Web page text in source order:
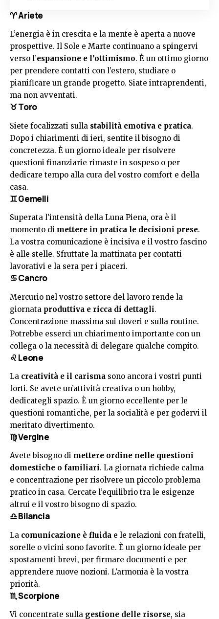
♈ Ariete
L’energia è in crescita e la mente è aperta a nuove
prospettive. Il Sole e Marte continuano a spingervi
verso l’espansione e l’ottimismo. È un ottimo giorno
per prendere contatti con l’estero, studiare o
pianificare un grande progetto. Siate intraprendenti,
ma non avventati.
♉ Toro
Siete focalizzati sulla stabilità emotiva e pratica.
Dopo i chiarimenti di ieri, sentite il bisogno di
concretezza. È un giorno ideale per risolvere
questioni finanziarie rimaste in sospeso o per
dedicare tempo alla cura del vostro comfort e della
casa.
♊ Gemelli
Superata l’intensità della Luna Piena, ora è il
momento di mettere in pratica le decisioni prese.
La vostra comunicazione è incisiva e il vostro fascino
è alle stelle. Sfruttate la mattinata per contatti
lavorativi e la sera per i piaceri.
♋ Cancro
Mercurio nel vostro settore del lavoro rende la
giornata produttiva e ricca di dettagli.
Concentrazione massima sui doveri e sulla routine.
Potrebbe esserci un chiarimento importante con un
collega o la necessità di delegare qualche compito.
♌ Leone
La creatività e il carisma sono ancora i vostri punti
forti. Se avete un’attività creativa o un hobby,
dedicategli spazio. È un giorno eccellente per le
questioni romantiche, per la socialità e per godervi il
meritato divertimento.
♍ Vergine
Avete bisogno di mettere ordine nelle questioni
domestiche o familiari. La giornata richiede calma
e concentrazione per risolvere un piccolo problema
pratico in casa. Cercate l’equilibrio tra le esigenze
altrui e il vostro bisogno di spazio.
♎ Bilancia
La comunicazione è fluida e le relazioni con fratelli,
sorelle o vicini sono favorite. È un giorno ideale per
spostamenti brevi, per firmare documenti e per
apprendere nuove nozioni. L’armonia è la vostra
priorità.
♏ Scorpione
Vi concentrate sulla gestione delle risorse, sia